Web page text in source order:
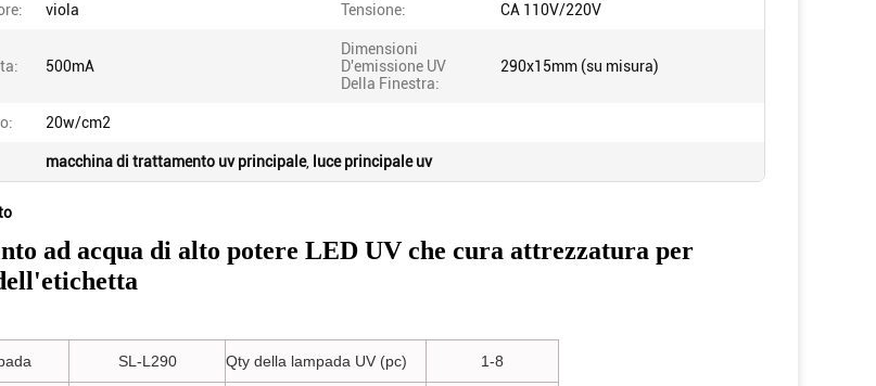
viola Tensione: CA 110V/220V
500mA
Dimensioni
D'emissione UV
Della Finestra:
290x15mm (su misura)
20w/cm2
macchina di trattamento uv principale, luce principale uv
ad acqua di alto potere LED UV che cura attrezzatura per
SL-L290 Qty della lampada UV (pc) 1-8